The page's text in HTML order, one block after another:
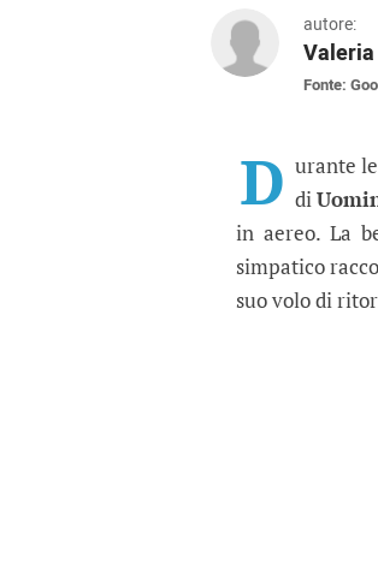
autore:
Fonte:
Uomini e
Ecco cosa
D urante
di
in aereo. La
simpatico
suo volo di